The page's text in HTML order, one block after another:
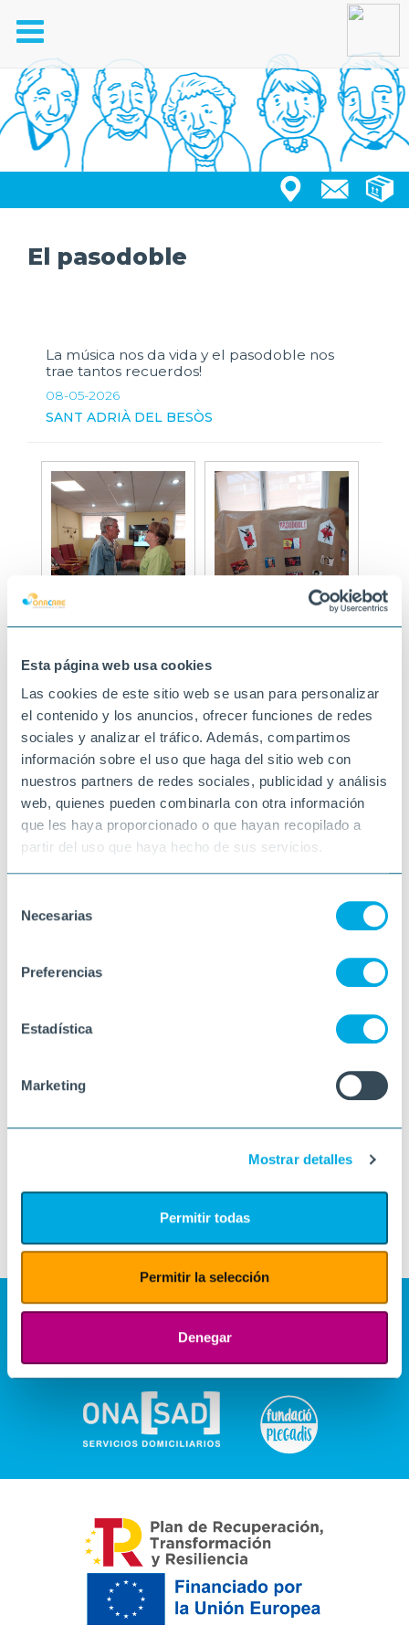
Esta página web usa cookies
Las cookies de este sitio web se usan para personalizar
el contenido y los anuncios, ofrecer funciones de redes
sociales y analizar el tráfico. Además, compartimos
información sobre el uso que haga del sitio web con
nuestros partners de redes sociales, publicidad y análisis
web, quienes pueden combinarla con otra información
que les haya proporcionado o que hayan recopilado a
partir del uso que haya hecho de sus servicios.
Necesarias
Preferencias
Estadística
Marketing
Mostrar detalles
Permitir todas
Permitir la selección
Denegar
Toggle
navigation
El pasodoble
La música nos da vida y el pasodoble nos
trae tantos recuerdos!
08-05-2026
SANT ADRIÀ DEL BESÒS